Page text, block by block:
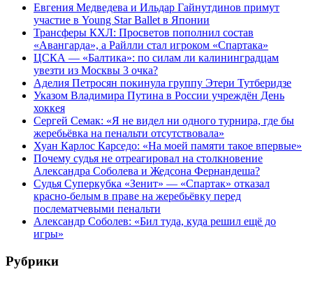
Евгения Медведева и Ильдар Гайнутдинов примут
участие в Young Star Ballet в Японии
Трансферы КХЛ: Просветов пополнил состав
«Авангарда», а Райлли стал игроком «Спартака»
ЦСКА — «Балтика»: по силам ли калининградцам
увезти из Москвы 3 очка?
Аделия Петросян покинула группу Этери Тутберидзе
Указом Владимира Путина в России учреждён День
хоккея
Сергей Семак: «Я не видел ни одного турнира, где бы
жеребьёвка на пенальти отсутствовала»
Хуан Карлос Карседо: «На моей памяти такое впервые»
Почему судья не отреагировал на столкновение
Александра Соболева и Жедсона Фернандеша?
Судья Суперкубка «Зенит» — «Спартак» отказал
красно-белым в праве на жеребьёвку перед
послематчевыми пенальти
Александр Соболев: «Бил туда, куда решил ещё до
игры»
Рубрики